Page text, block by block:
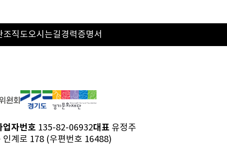
조직도오시는길경력증명서
업자번호 135-82-06932대표 유정주
인계로 178 (우편번호 16488)